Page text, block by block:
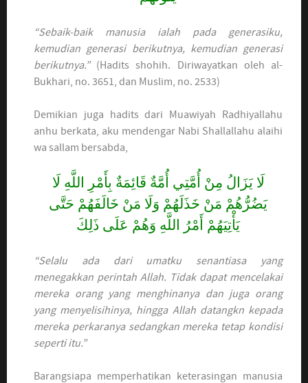
“Sebaik-baik manusia ialah pada generasiku,
kemudian generasi berikutnya, kemudian generasi
berikutnya.” (Hadits shohih. Diriwayatkan oleh al-
Bukhari, no. 3651, dan Muslim, no. 2533)
Demikian juga hadits dari Muawiyah Radhiyallahu
anhu berkata, aku mendengar Nabi Shallallahu alaihi
wa sallam bersabda,
لَا يَزَالُ مِنْ أُمَّتِي أُمَّةٌ قَائِمَةٌ بِأَمْرِ اللَّهِ لَا
يَضُرُّهُمْ مَنْ خَذَلَهُمْ وَلَا مَنْ خَالَفَهُمْ حَتَّى
يَأْتِيَهُمْ أَمْرُ اللَّهِ وَهُمْ عَلَى ذَلِكَ
“Selalu ada dari umatku senantiasa yang
menegakkan perintah Allah. Tidak dapat mencelakai
mereka orang yang menghinanya dan juga orang
yang menyelisihinya, hingga Allah datangkn kepada
mereka perkaranya sedangkan mereka tetap kondisi
seperti itu.”
Barangsiapa memperhatikan keterasingan manusia